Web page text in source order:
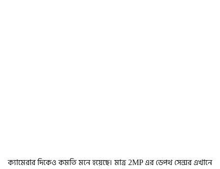
ক্যামেরার দিকেও কমতি মনে হয়েছে। মাত্র 2MP এর ডেপথ সেন্সর এখানে